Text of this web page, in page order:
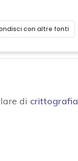
con altre fonti
di crittografia